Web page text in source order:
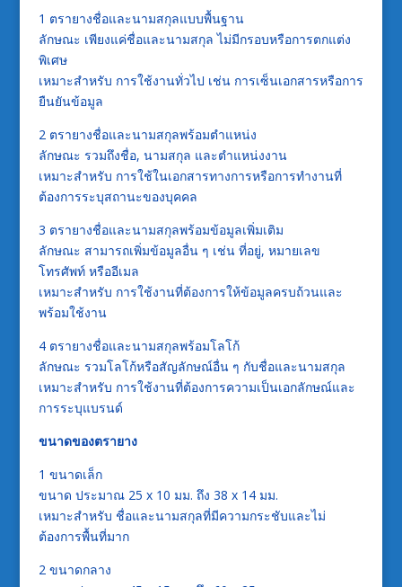
1 ตรายางชื่อและนามสกุลแบบพื้นฐาน
ลักษณะ เพียงแค่ชื่อและนามสกุล ไม่มีกรอบหรือการตกแต่ง
พิเศษ
เหมาะสำหรับ การใช้งานทั่วไป เช่น การเซ็นเอกสารหรือการ
ยืนยันข้อมูล
2 ตรายางชื่อและนามสกุลพร้อมตำแหน่ง
ลักษณะ รวมถึงชื่อ, นามสกุล และตำแหน่งงาน
เหมาะสำหรับ การใช้ในเอกสารทางการหรือการทำงานที่
ต้องการระบุสถานะของบุคคล
3 ตรายางชื่อและนามสกุลพร้อมข้อมูลเพิ่มเติม
ลักษณะ สามารถเพิ่มข้อมูลอื่น ๆ เช่น ที่อยู่, หมายเลข
โทรศัพท์ หรืออีเมล
เหมาะสำหรับ การใช้งานที่ต้องการให้ข้อมูลครบถ้วนและ
พร้อมใช้งาน
4 ตรายางชื่อและนามสกุลพร้อมโลโก้
ลักษณะ รวมโลโก้หรือสัญลักษณ์อื่น ๆ กับชื่อและนามสกุล
เหมาะสำหรับ การใช้งานที่ต้องการความเป็นเอกลักษณ์และ
การระบุแบรนด์
ขนาดของตรายาง
1 ขนาดเล็ก
ขนาด ประมาณ 25 x 10 มม. ถึง 38 x 14 มม.
เหมาะสำหรับ ชื่อและนามสกุลที่มีความกระชับและไม่
ต้องการพื้นที่มาก
2 ขนาดกลาง